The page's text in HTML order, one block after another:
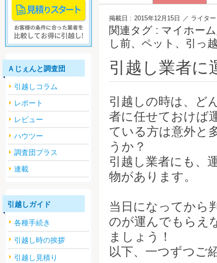
掲載日 : 2015年12月15日 ／ ライタ
関連タグ : マイホー
し前、ペット、引っ
引越し業者に
引越しの時は、ど
者に任せておけば
ている方は意外と
うか？
引越し業者にも、
物があります。
当日になってから
のが運んでもらえ
ましょう！
以下、一つずつご
Ａじぇんと調査団
引越しコラム
レポート
レビュー
ハウツー
調査団プラス
連載
引越しガイド
各種手続き
引越し時の挨拶
引越し見積り